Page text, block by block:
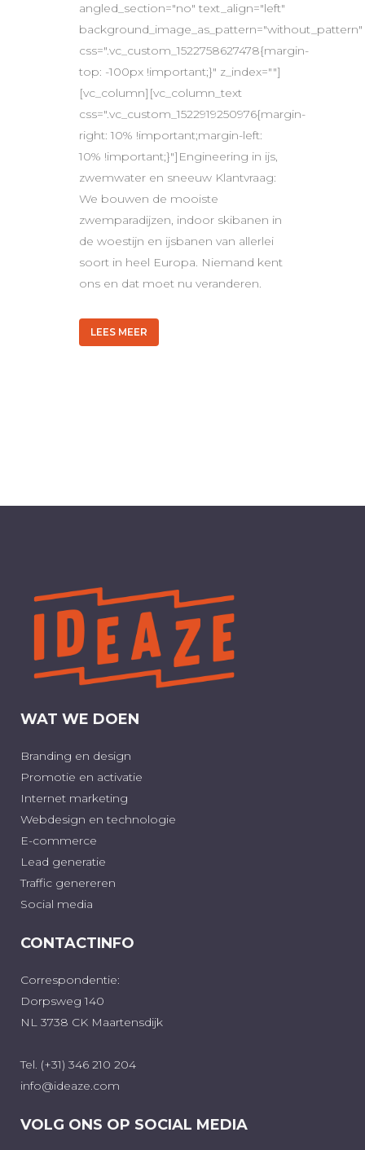
angled_section="no" text_align="left"
background_image_as_pattern="without_pattern"
css=".vc_custom_1522758627478{margin-
top: -100px !important;}" z_index=""]
[vc_column][vc_column_text
css=".vc_custom_1522919250976{margin-
right: 10% !important;margin-left:
10% !important;}"]Engineering in ijs,
zwemwater en sneeuw Klantvraag:
We bouwen de mooiste
zwemparadijzen, indoor skibanen in
de woestijn en ijsbanen van allerlei
soort in heel Europa. Niemand kent
ons en dat moet nu veranderen.
LEES MEER
WAT WE DOEN
Branding en design
Promotie en activatie
Internet marketing
Webdesign en technologie
E-commerce
Lead generatie
Traffic genereren
Social media
CONTACTINFO
Correspondentie:
Dorpsweg 140
NL 3738 CK Maartensdijk
Tel. (+31) 346 210 204
info@ideaze.com
VOLG ONS OP SOCIAL MEDIA